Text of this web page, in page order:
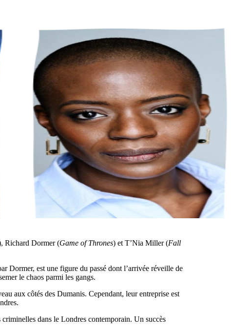
Richard Dormer (Game of Thrones) et T’Nia Miller (Fall
Dormer, est une figure du passé dont l’arrivée réveille de
le chaos parmi les gangs.
aux côtés des Dumanis. Cependant, leur entreprise est
dans le Londres contemporain. Un succès